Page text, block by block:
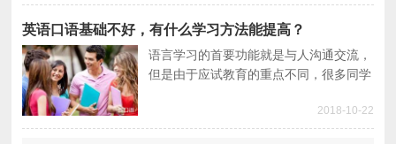
习进入了瓶颈期。
英语口语基础不好，有什么学习方法能提高？
语言学习的首要功能就是与人沟通交流，
但是由于应试教育的重点不同，很多同学
语，导致口语基础非常差。本篇文章就给
大家推荐实用英语口语学习方法。
2018-10-22